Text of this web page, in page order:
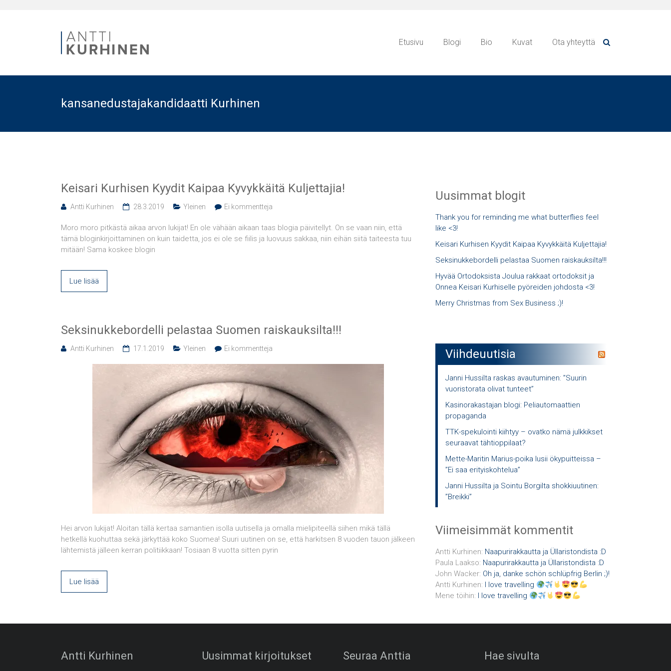
Etusivu Blogi Bio Kuvat Ota yhteyttä
kansanedustajakandidaatti Kurhinen
Keisari Kurhisen Kyydit Kaipaa Kyvykkäitä Kuljettajia!
Antti Kurhinen 28.3.2019 Yleinen Ei kommentteja
Moro moro pitkästä aikaa arvon lukijat! En ole vähään aikaan taas blogia päivitellyt. On se vaan niin, että
tämä bloginkirjoittaminen on kuin taidetta, jos ei ole se fiilis ja luovuus sakkaa, niin eihän siitä taiteesta tuu
mitään! Sama koskee blogin
Lue lisää
Seksinukkebordelli pelastaa Suomen raiskauksilta!!!
Antti Kurhinen 17.1.2019 Yleinen Ei kommentteja
Hei arvon lukijat! Aloitan tällä kertaa samantien isolla uutisella ja omalla mielipiteellä siihen mikä tällä
hetkellä kuohuttaa sekä järkyttää koko Suomea! Suuri uutinen on se, että harkitsen 8 vuoden tauon jälkeen
lähtemistä jälleen kerran politiikkaan! Tosiaan 8 vuotta sitten pyrin
Lue lisää
Uusimmat blogit
Thank you for reminding me what butterflies feel
like <3!
Keisari Kurhisen Kyydit Kaipaa Kyvykkäitä Kuljettajia!
Seksinukkebordelli pelastaa Suomen raiskauksilta!!!
Hyvää Ortodoksista Joulua rakkaat ortodoksit ja
Onnea Keisari Kurhiselle pyöreiden johdosta <3!
Merry Christmas from Sex Business ;)!
Viihdeuutisia
Janni Hussilta raskas avautuminen: ”Suurin
vuoristorata olivat tunteet”
Kasinorakastajan blogi: Peliautomaattien
propaganda
TTK-spekulointi kiihtyy – ovatko nämä julkkikset
seuraavat tähtioppilaat?
Mette-Maritin Marius-poika lusii ökypuitteissa –
”Ei saa erityiskohtelua”
Janni Hussilta ja Sointu Borgilta shokkiuutinen:
”Breikki”
Viimeisimmät kommentit
Antti Kurhinen: Naapurirakkautta ja Üllaristondista :D
Paula Laakso: Naapurirakkautta ja Üllaristondista :D
John Wacker: Oh ja, danke schön schlüpfrig Berlin ;)!
Antti Kurhinen: I love travelling
Mene töihin: I love travelling
Antti Kurhinen Uusimmat kirjoitukset Seuraa Anttia Hae sivulta